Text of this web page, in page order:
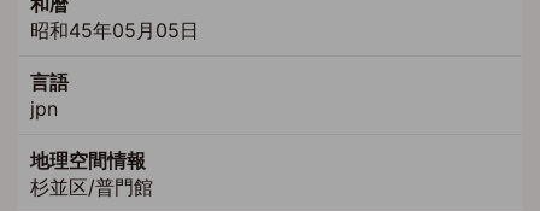
昭和45年05月05日
言語
jpn
地理空間情報
杉並区/普門館